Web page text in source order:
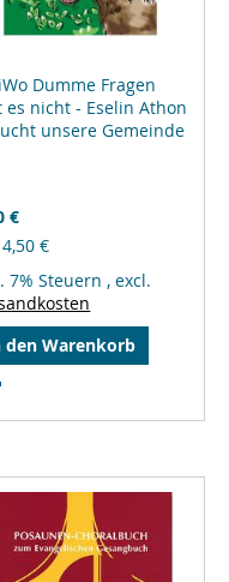
Dumme Fragen
es nicht - Eselin Athon
unsere Gemeinde
€
4,50 €
7% Steuern ,excl.
den Warenkorb
hinzufügen